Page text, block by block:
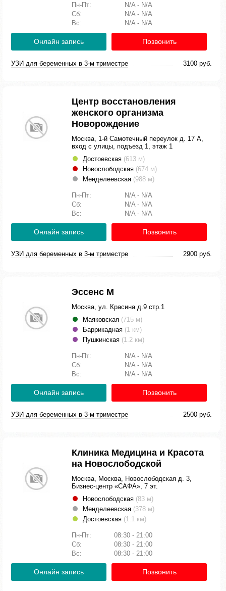
Пн-Пт:
N/A - N/A
Сб:
N/A - N/A
Вс:
N/A - N/A
Онлайн запись Позвонить
УЗИ для беременных в 3-м триместре 3100 руб.
Центр восстановления
женского организма
Новорождение
Москва, 1-й Самотечный переулок д. 17 А,
вход с улицы, подъезд 1, этаж 1
Достоевская (613 м)
Новослободская (674 м)
Менделеевская (988 м)
Пн-Пт:
N/A - N/A
Сб:
N/A - N/A
Вс:
N/A - N/A
Онлайн запись Позвонить
УЗИ для беременных в 3-м триместре 2900 руб.
Эссенс М
Москва, ул. Красина д.9 стр.1
Маяковская (715 м)
Баррикадная (1 км)
Пушкинская (1.2 км)
Пн-Пт:
N/A - N/A
Сб:
N/A - N/A
Вс:
N/A - N/A
Онлайн запись Позвонить
УЗИ для беременных в 3-м триместре 2500 руб.
Клиника Медицина и Красота
на Новослободской
Москва, Москва, Новослободская д. 3,
Бизнес-центр «САФА», 7 эт.
Новослободская (83 м)
Менделеевская (378 м)
Достоевская (1.1 км)
Пн-Пт:
08:30 - 21:00
Сб:
08:30 - 21:00
Вс:
08:30 - 21:00
Онлайн запись Позвонить